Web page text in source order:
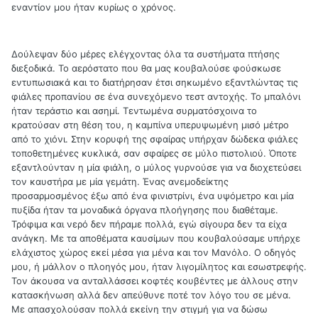
εναντίον μου ήταν κυρίως ο χρόνος.
Δούλεψαν δύο μέρες ελέγχοντας όλα τα συστήματα πτήσης
διεξοδικά. Το αερόστατο που θα μας κουβαλούσε φούσκωσε
εντυπωσιακά και το διατήρησαν έτσι σηκωμένο εξαντλώντας τις
φιάλες προπανίου σε ένα συνεχόμενο τεστ αντοχής. Το μπαλόνι
ήταν τεράστιο και ασημί. Τεντωμένα συρματόσχοινα το
κρατούσαν στη θέση του, η καμπίνα υπερυψωμένη μισό μέτρο
από το χιόνι. Στην κορυφή της σφαίρας υπήρχαν δώδεκα φιάλες
τοποθετημένες κυκλικά, σαν σφαίρες σε μύλο πιστολιού. Όποτε
εξαντλούνταν η μία φιάλη, ο μύλος γυρνούσε για να διοχετεύσει
τον καυστήρα με μία γεμάτη. Ένας ανεμοδείκτης
προσαρμοσμένος έξω από ένα φινιστρίνι, ένα υψόμετρο και μία
πυξίδα ήταν τα μοναδικά όργανα πλοήγησης που διαθέταμε.
Τρόφιμα και νερό δεν πήραμε πολλά, εγώ σίγουρα δεν τα είχα
ανάγκη. Με τα αποθέματα καυσίμων που κουβαλούσαμε υπήρχε
ελάχιστος χώρος εκεί μέσα για μένα και τον Μανόλο. Ο οδηγός
μου, ή μάλλον ο πλοηγός μου, ήταν λιγομίλητος και εσωστρεφής.
Τον άκουσα να ανταλλάσσει κοφτές κουβέντες με άλλους στην
κατασκήνωση αλλά δεν απεύθυνε ποτέ τον λόγο του σε μένα.
Με απασχολούσαν πολλά εκείνη την στιγμή για να δώσω